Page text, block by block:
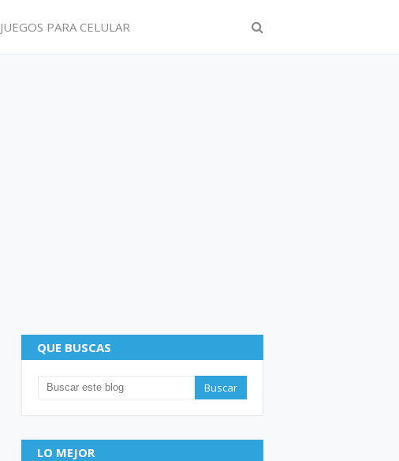
JUEGOS PARA CELULAR
QUE BUSCAS
LO MEJOR